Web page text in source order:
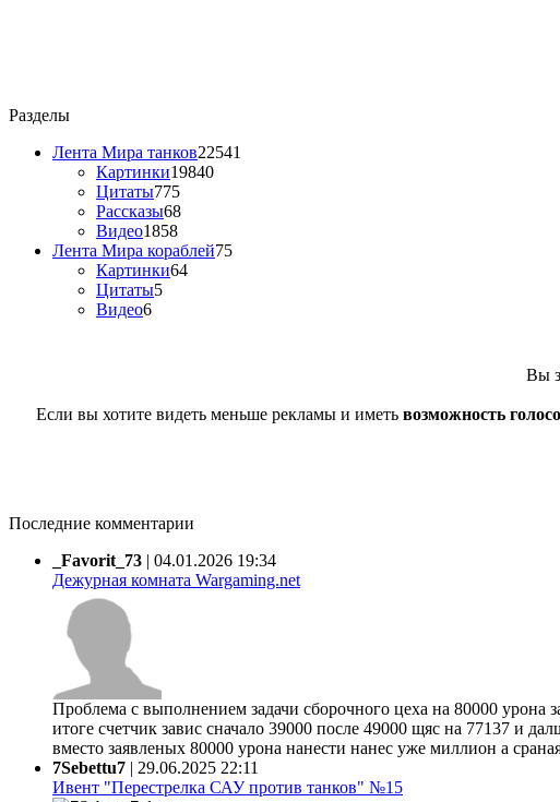
Разделы
Лента Мира танков22541
Картинки19840
Цитаты775
Рассказы68
Видео1858
Лента Мира кораблей75
Картинки64
Цитаты5
Видео6
Вы
Если вы хотите видеть меньше рекламы и иметь возможность
Последние комментарии
_Favorit_73 | 04.01.2026 19:34
Дежурная комната Wargaming.net
Проблема с выполнением задачи сборочного цеха на 80000 урона
итоге счетчик завис сначало 39000 после 49000 щяс на 77137 и
вместо заявленых 80000 урона нанести нанес уже миллион а
7Sebettu7 | 29.06.2025 22:11
Ивент "Перестрелка САУ против танков" №15